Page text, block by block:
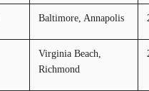
Baltimore, Annapolis
Virginia Beach,
Richmond